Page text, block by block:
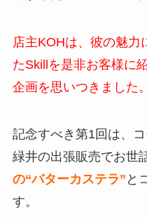
店主KOHは、彼の魅力
たSkillを是非お客様に
企画を思いつきました。
記念すべき第1回は、
緑井の出張販売でお世
の“バターカステラ” と
す。